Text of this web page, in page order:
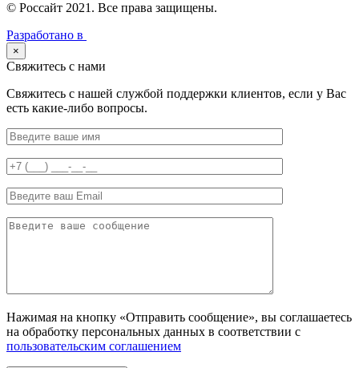
© Россайт 2021. Все права защищены.
Разработано в
×
Свяжитесь с нами
Свяжитесь с нашей службой поддержки клиентов, если у Вас
есть какие-либо вопросы.
Нажимая на кнопку «Отправить сообщение», вы соглашаетесь
на обработку персональных данных в соответствии с
пользовательским соглашением